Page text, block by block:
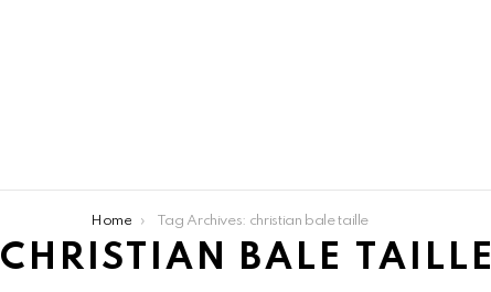
Home Tag Archives: christian bale taille
CHRISTIAN BALE TAILLE